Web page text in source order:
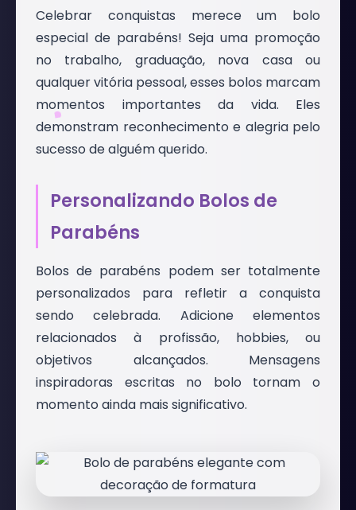
Celebrar conquistas merece um bolo
especial de parabéns! Seja uma promoção
no trabalho, graduação, nova casa ou
qualquer vitória pessoal, esses bolos marcam
momentos importantes da vida. Eles
demonstram reconhecimento e alegria pelo
sucesso de alguém querido.
Personalizando Bolos de
Parabéns
Bolos de parabéns podem ser totalmente
personalizados para refletir a conquista
sendo celebrada. Adicione elementos
relacionados à profissão, hobbies, ou
objetivos alcançados. Mensagens
inspiradoras escritas no bolo tornam o
momento ainda mais significativo.